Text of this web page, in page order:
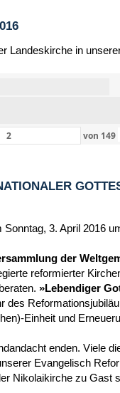
Landeskirche in
von 149
3. April 2016
der
reformierter
»Lebendiger
des
Einheit und
enden. Viele
Evangelisch
Nikolaikirche zu Gast